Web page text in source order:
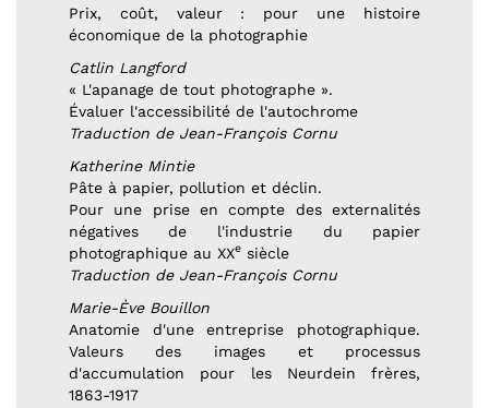
Prix, coût, valeur : pour une histoire
économique de la photographie
Catlin Langford
« L'apanage de tout photographe ».
Évaluer l'accessibilité de l'autochrome
Traduction de Jean-François Cornu
Katherine Mintie
Pâte à papier, pollution et déclin.
Pour une prise en compte des externalités
négatives de l'industrie du papier
photographique au XXesiècle
Traduction de Jean-François Cornu
Marie-Ève Bouillon
Anatomie d'une entreprise photographique.
Valeurs des images et processus
d'accumulation pour les Neurdein frères,
1863-1917